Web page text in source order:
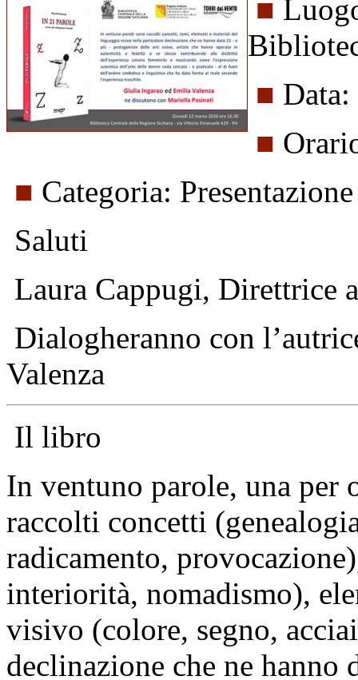
■
■
■
■ Categoria:
Saluti
Laura Cappugi, Direttrice
Dialogheranno con
Valenza
Il libro
In ventuno parole, una per
raccolti concetti
radicamento,
interiorità, nomadismo),
visivo (colore, segno,
declinazione che ne hanno